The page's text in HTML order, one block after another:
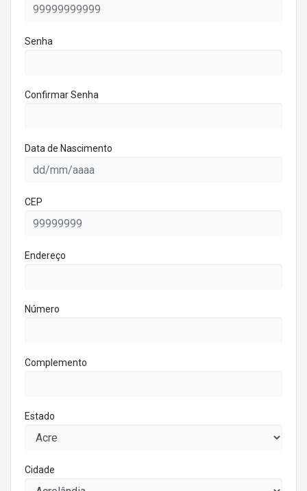
Senha
Confirmar Senha
Data de Nascimento
CEP
Endereço
Número
Complemento
Estado
Cidade